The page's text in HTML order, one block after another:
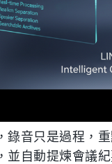
錄音只是過程，
並自動提煉會議